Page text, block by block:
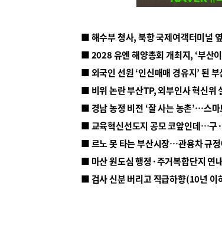
■ 해수부 청사, 북항 국제여객터미널
■ 2028 유엔 해양총회 개최지, ‘부산
■ 외국인 선원 ‘인신매매 경유지’ 된
■ 비위 논란 부산TP, 외부인사 혁신위
■ 르노 못 타는 부산시장…관용차 규정
■ 마산 원도심 행정·주거복합단지 연